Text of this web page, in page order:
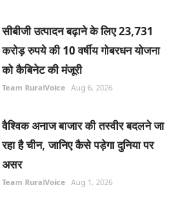
सीबीजी उत्पादन बढ़ाने के लिए 23,731
करोड़ रुपये की 10 वर्षीय गोबरधन योजना
को कैबिनेट की मंजूरी
Team RuralVoice Aug 6, 2026
वैश्विक अनाज बाजार की तस्वीर बदलने जा
रहा है चीन, जानिए कैसे पड़ेगा दुनिया पर
असर
Team RuralVoice Aug 1, 2026